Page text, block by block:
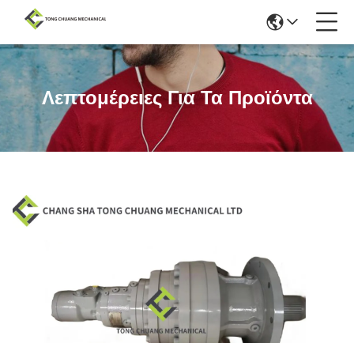
Λεπτομέρειες Για Τα Προϊόντα